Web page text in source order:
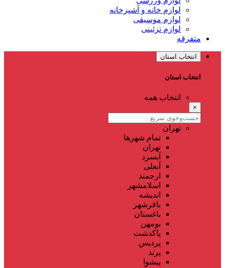
لوازم خانه و آشپزخانه
لوازم موسیقی
لوازم تزئینی
متفرقه
انتخاب استان
انتخاب استان
انتخاب همه
×
تهران
تمام شهر‌ها
تهران
آبسرد
آبعلی
ارجمند
اسلامشهر
اندیشه
باقرشهر
باغستان
بومهن
پاکدشت
پردیس
پرند
پیشوا